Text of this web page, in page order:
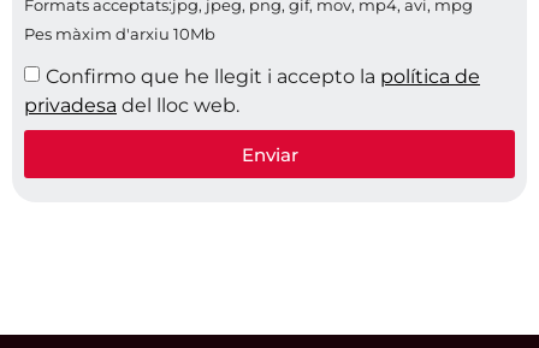
Formats acceptats:jpg, jpeg, png, gif, mov, mp4, avi, mpg
Pes màxim d'arxiu 10Mb
Confirmo que he llegit i accepto la política de
privadesa del lloc web.
Enviar